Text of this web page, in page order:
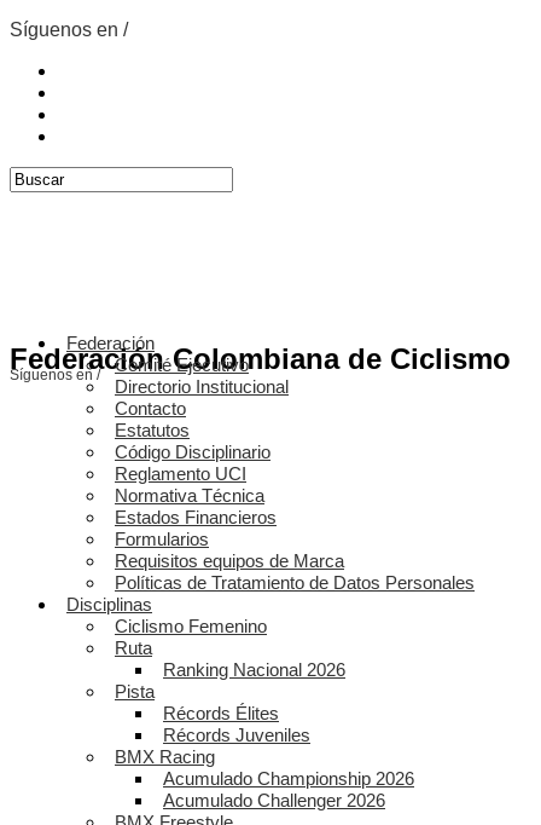
Síguenos en /
Federación Colombiana de Ciclismo
Síguenos en /
Federación
Comité Ejecutivo
Directorio Institucional
Contacto
Estatutos
Código Disciplinario
Reglamento UCI
Normativa Técnica
Estados Financieros
Formularios
Requisitos equipos de Marca
Políticas de Tratamiento de Datos Personales
Disciplinas
Ciclismo Femenino
Ruta
Ranking Nacional 2026
Pista
Récords Élites
Récords Juveniles
BMX Racing
Acumulado Championship 2026
Acumulado Challenger 2026